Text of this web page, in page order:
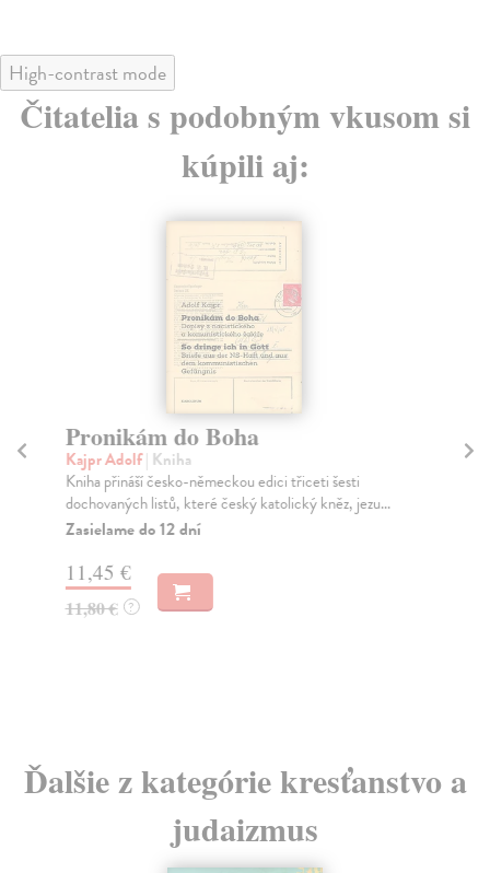
High-contrast mode
Čitatelia s podobným vkusom si
kúpili aj:
Pronikám do Boha
Kajpr Adolf| Kniha
Kniha přináší česko-německou edici třiceti šesti
dochovaných listů, které český katolický kněz, jezu...
Zasielame do 12 dní
11,45 €
11,80 € ?
Ďalšie z kategórie kresťanstvo a
judaizmus